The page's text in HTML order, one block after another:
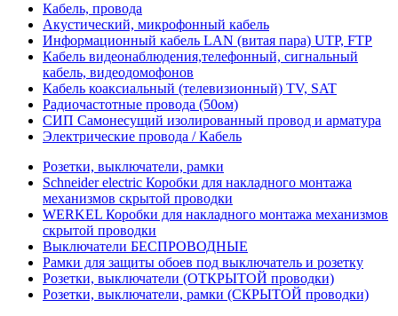
Кабель, провода
Акустический, микрофонный кабель
Информационный кабель LAN (витая пара) UTP, FTP
Кабель видеонаблюдения,телефонный, сигнальный
кабель, видеодомофонов
Кабель коаксиальный (телевизионный) TV, SAT
Радиочастотные провода (50ом)
СИП Самонесущий изолированный провод и арматура
Электрические провода / Кабель
Розетки, выключатели, рамки
Schneider electric Коробки для накладного монтажа
механизмов скрытой проводки
WERKEL Коробки для накладного монтажа механизмов
скрытой проводки
Выключатели БЕСПРОВОДНЫЕ
Рамки для защиты обоев под выключатель и розетку
Розетки, выключатели (ОТКРЫТОЙ проводки)
Розетки, выключатели, рамки (СКРЫТОЙ проводки)